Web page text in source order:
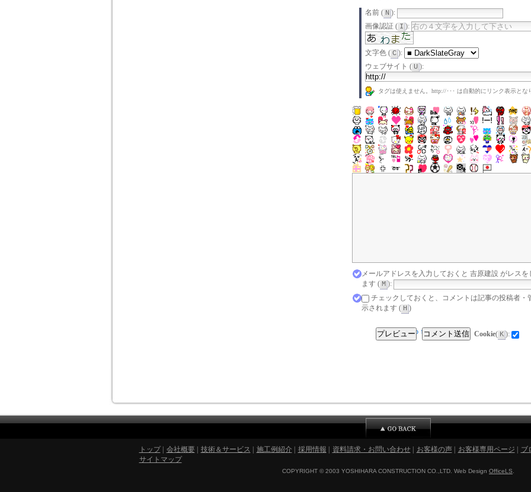
名前 ( N ):
画像認証 ( I ):
文字色 ( C ):
ウェブサイト ( U ):
タグは使えません。http://･･･ は自動的にリンク表示とな
メールアドレスを入力しておくと 吉原建設 がレスを
ます ( M ):
チェックしておくと、コメントは記事の投稿者・
示されます ( H )
プレビュー コメント送信 Cookie( K ):
[X] [Top ↑]
トップ| 会社概要| 技術＆サービス | 施工例紹介| 採用情報 | 資料請求・お問い合わせ| お客様の声| お客様専用ページ | ブ
サイトマップ
COPYRIGHT © 2003 YOSHIHARA CONSTRUCTION CO.,LTD. Web Design OfficeLS